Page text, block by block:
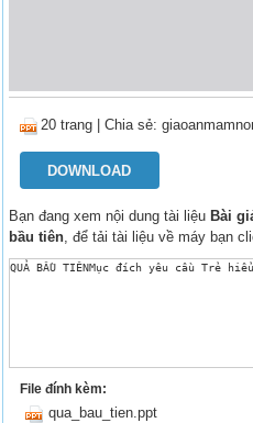
20 trang |Chia sẻ:
DOWNLOAD
Bạn đang xem nội dung tài liệu Bài
bầu tiên, để tải tài liệu về máy bạn
QUẢ BẦU TIÊNMục đích yêu cầu
File đính kèm:
qua_bau_tien.ppt